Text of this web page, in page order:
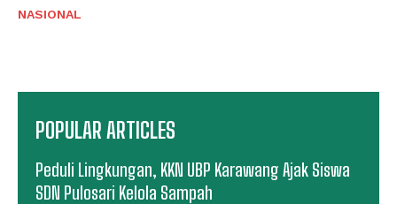
NASIONAL
POPULAR ARTICLES
Peduli Lingkungan, KKN UBP Karawang Ajak Siswa
SDN Pulosari Kelola Sampah